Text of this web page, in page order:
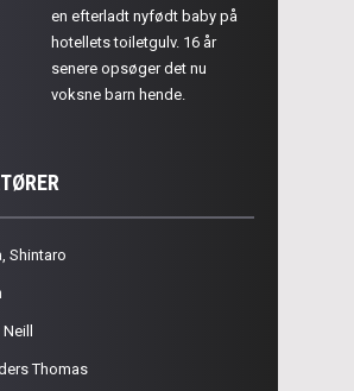
en efterladt nyfødt baby på
hotellets toiletgulv. 16 år
senere opsøger det nu
voksne barn hende.
Shintaro
Thomas